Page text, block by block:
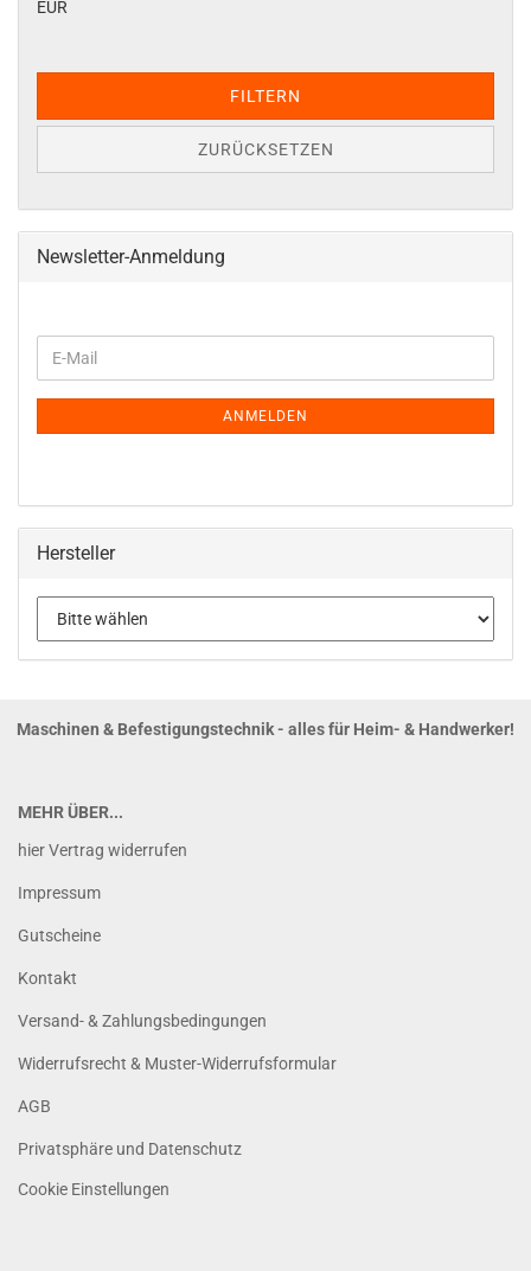
EUR
FILTERN
ZURÜCKSETZEN
Newsletter-Anmeldung
ZUR
E-
Mail
ANMELDEN
Hersteller
Maschinen & Befestigungstechnik - alles für Heim- & Handwerker!
MEHR ÜBER...
hier Vertrag widerrufen
Impressum
Gutscheine
Kontakt
Versand- & Zahlungsbedingungen
Widerrufsrecht & Muster-Widerrufsformular
AGB
Privatsphäre und Datenschutz
Cookie Einstellungen